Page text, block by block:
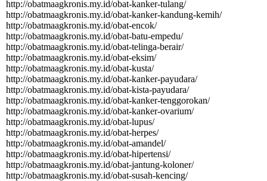
http:­//­obatmaagkronis.­my.­id/­obat-­kanker-­tulang/­
http:­//­obatmaagkronis.­my.­id/­obat-­kanker-­kandung-­kemih/­
http:­//­obatmaagkronis.­my.­id/­obat-­encok/­
http:­//­obatmaagkronis.­my.­id/­obat-­batu-­empedu/­
http:­//­obatmaagkronis.­my.­id/­obat-­telinga-­berair/­
http:­//­obatmaagkronis.­my.­id/­obat-­eksim/­
http:­//­obatmaagkronis.­my.­id/­obat-­kusta/­
http:­//­obatmaagkronis.­my.­id/­obat-­kanker-­payudara/­
http:­//­obatmaagkronis.­my.­id/­obat-­kista-­payudara/­
http:­//­obatmaagkronis.­my.­id/­obat-­kanker-­tenggorokan/­
http:­//­obatmaagkronis.­my.­id/­obat-­kanker-­ovarium/­
http:­//­obatmaagkronis.­my.­id/­obat-­lupus/­
http:­//­obatmaagkronis.­my.­id/­obat-­herpes/­
http:­//­obatmaagkronis.­my.­id/­obat-­amandel/­
http:­//­obatmaagkronis.­my.­id/­obat-­hipertensi/­
http:­//­obatmaagkronis.­my.­id/­obat-­jantung-­koloner/­
http:­//­obatmaagkronis.­my.­id/­obat-­susah-­kencing/­ ‎